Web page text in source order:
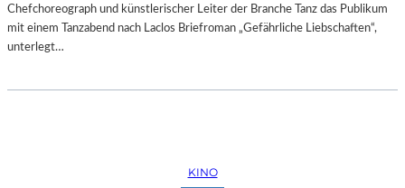
Chefchoreograph und künstlerischer Leiter der Branche Tanz das Publikum
mit einem Tanzabend nach Laclos Briefroman „Gefährliche Liebschaften“,
unterlegt…
KINO